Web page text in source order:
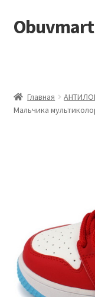
Перейти
к
Перейти
к
Главная
Мальчика